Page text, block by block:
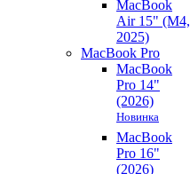
MacBook
Air 15" (M4,
2025)
MacBook Pro
MacBook
Pro 14"
(2026)
Новинка
MacBook
Pro 16"
(2026)